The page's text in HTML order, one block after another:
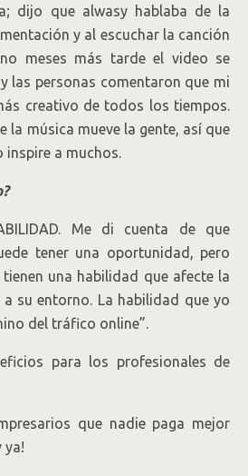
dijo que alwasy hablaba de la
y al escuchar la canción
meses más tarde el video se
las personas comentaron que mi
creativo de todos los tiempos.
la música mueve la gente, así que
inspire a muchos.
Me di cuenta de que
tener una oportunidad, pero
una habilidad que afecte la
su entorno. La habilidad que yo
del tráfico online”.
para los profesionales de
que nadie paga mejor
ya!